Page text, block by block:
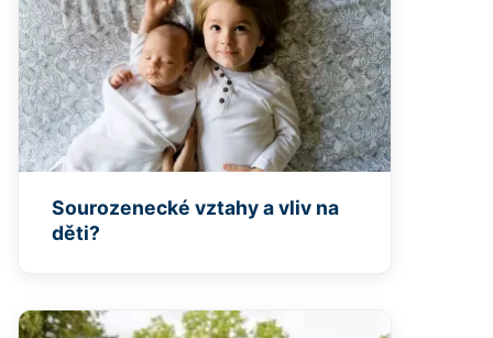
Sourozenecké vztahy a vliv na
děti?